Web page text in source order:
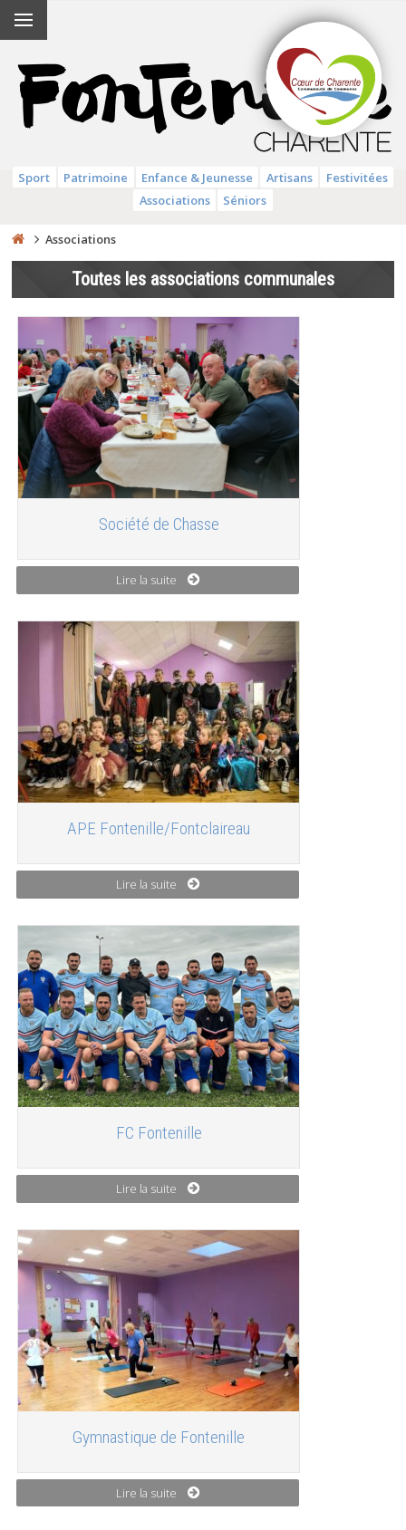
Sport Patrimoine Enfance & Jeunesse Artisans
Festivitées
Associations
Séniors
Associations
Toutes les associations communales
Société de Chasse
Lire la suite
APE Fontenille/Fontclaireau
Lire la suite
FC Fontenille
Lire la suite
Gymnastique de Fontenille
Lire la suite